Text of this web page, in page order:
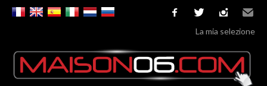
facebooktwitterinstagram
Email
La mia selezione